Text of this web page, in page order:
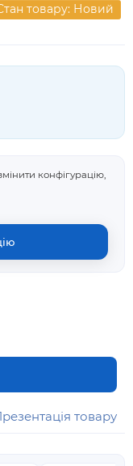
товару: Новий
конфігурацію,
товару